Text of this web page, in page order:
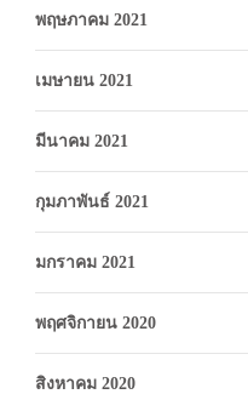
พฤษภาคม 2021
เมษายน 2021
มีนาคม 2021
กุมภาพันธ์ 2021
มกราคม 2021
พฤศจิกายน 2020
สิงหาคม 2020